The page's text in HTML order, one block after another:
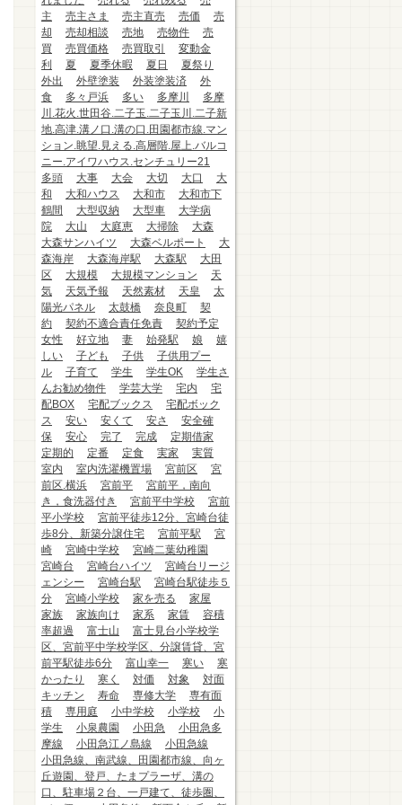
主
売主さま 売主直売 売価
売
却
売却相談 売地 売物件
売
買
売買価格 売買取引
変動金
利
夏 夏季休暇 夏日
夏祭り
外出
外壁塗装 外装塗装済
外
食
多々戸浜 多い 多摩川
多摩
川.花火.世田谷.二子玉.二子玉川.二子新
地.高津.溝ノ口.溝の口.田園都市線.マン
ション.眺望.見える.高層階.屋上.バルコ
ニー.アイワハウス.センチュリー21
多頭
大事 大会 大切 大口
大
和
大和ハウス 大和市
大和市下
鶴間
大型収納 大型車
大学病
院
大山 大庭恵 大掃除
大森
大森サンハイツ
大森ベルポート
大
森海岸
大森海岸駅 大森駅
大田
区
大規模 大規模マンション
天
気
天気予報 天然素材 天皇
太
陽光パネル
太鼓橋 奈良町
契
約
契約不適合責任免責
契約予定
女性
好立地 妻 始発駅 娘
嬉
しい
子ども 子供
子供用プー
ル
子育て 学生 学生OK
学生さ
んお勧め物件
学芸大学 宅内
宅
配BOX
宅配ブックス
宅配ボック
ス
安い 安くて 安さ
安全確
保
安心 完了 完成
定期借家
定期的
定番 定食 実家
実質
室内
室内洗濯機置場 宮前区
宮
前区.横浜
宮前平
宮前平，南向
き，食洗器付き
宮前平中学校
宮前
平小学校
宮前平徒歩12分、宮崎台徒
歩8分、新築分譲住宅
宮前平駅
宮
崎
宮崎中学校
宮崎二葉幼稚園
宮崎台
宮崎台ハイツ
宮崎台リージ
ェンシー
宮崎台駅
宮崎台駅徒歩５
分
宮崎小学校 家を売る
家屋
家族
家族向け 家系 家賃
容積
率超過
富士山
富士見台小学校学
区、宮前平中学校学区、分譲賃貸、宮
前平駅徒歩6分
富山幸一 寒い
寒
かったり
寒く 対価 対象
対面
キッチン
寿命 専修大学
専有面
積
専用庭 小中学校 小学校
小
学生
小泉農園 小田急
小田急多
摩線
小田急江ノ島線
小田急線
小田急線、南武線、田園都市線、向ヶ
丘遊園、登戸、たまプラーザ、溝の
口、駐車場２台、一戸建て、徒歩圏、